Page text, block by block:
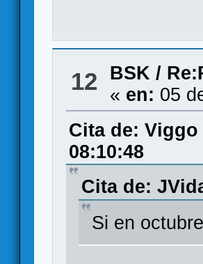
12 BSK /
« en: 05
Cita de: Viggo
08:10:48
Cita de:
Si en